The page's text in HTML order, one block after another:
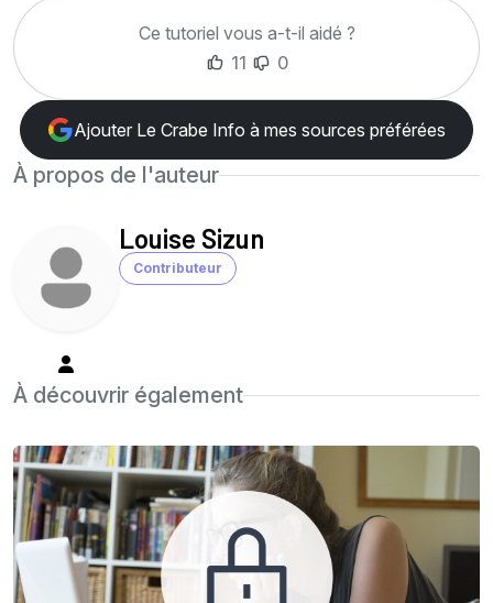
Ce tutoriel vous a-t-il aidé ?
11
0
Ajouter Le Crabe Info à mes sources préférées
À propos de l'auteur
Louise Sizun
Contributeur
À découvrir également